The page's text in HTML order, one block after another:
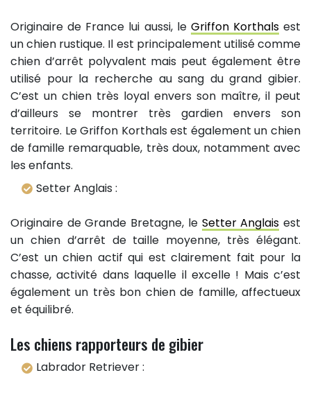
Originaire de France lui aussi, le Griffon Korthalsest
un chien rustique. Il est principalement utilisé comme
chien d’arrêt polyvalent mais peut également être
utilisé pour la recherche au sang du grand gibier.
C’est un chien très loyal envers son maître, il peut
d’ailleurs se montrer très gardien envers son
territoire. Le Griffon Korthals est également un chien
de famille remarquable, très doux, notamment avec
les enfants.
Setter Anglais :
Originaire de Grande Bretagne, le Setter Anglais est
un chien d’arrêt de taille moyenne, très élégant.
C’est un chien actif qui est clairement fait pour la
chasse, activité dans laquelle il excelle ! Mais c’est
également un très bon chien de famille, affectueux
et équilibré.
Les chiens rapporteurs de gibier
Labrador Retriever :